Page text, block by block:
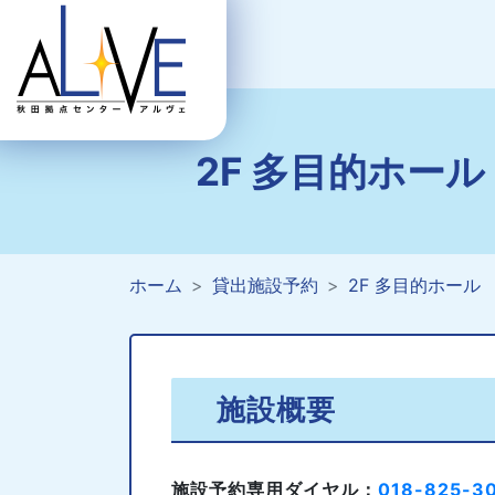
2F 多目的ホール
ホーム 貸出施設予約 2F 多目的ホール
施設概要
施設予約専用ダイヤル： 018-825-